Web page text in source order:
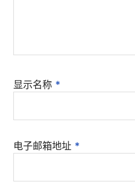
显示名称 *
电子邮箱地址 *